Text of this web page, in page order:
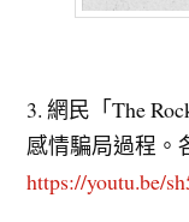
3. 網民「The
感情騙局過程。
https://youtu.be/